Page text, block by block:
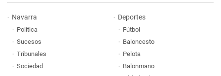
Navarra
Política
Sucesos
Tribunales
Sociedad
Deportes
Fútbol
Baloncesto
Pelota
Balonmano